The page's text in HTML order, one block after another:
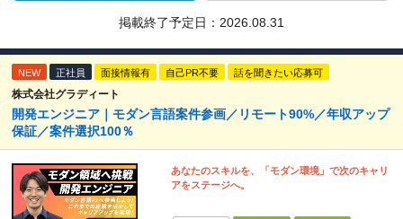
掲載終了予定日： 2026.08.31
NEW 正社員 面接情報有 自己PR不要 話を聞きたい応募可
株式会社グラディート
開発エンジニア｜モダン言語案件参画／リモート90%／年収アップ
保証／案件選択100％
あなたのスキルを、「モダン環境」で次のキャリ
アをステージへ。